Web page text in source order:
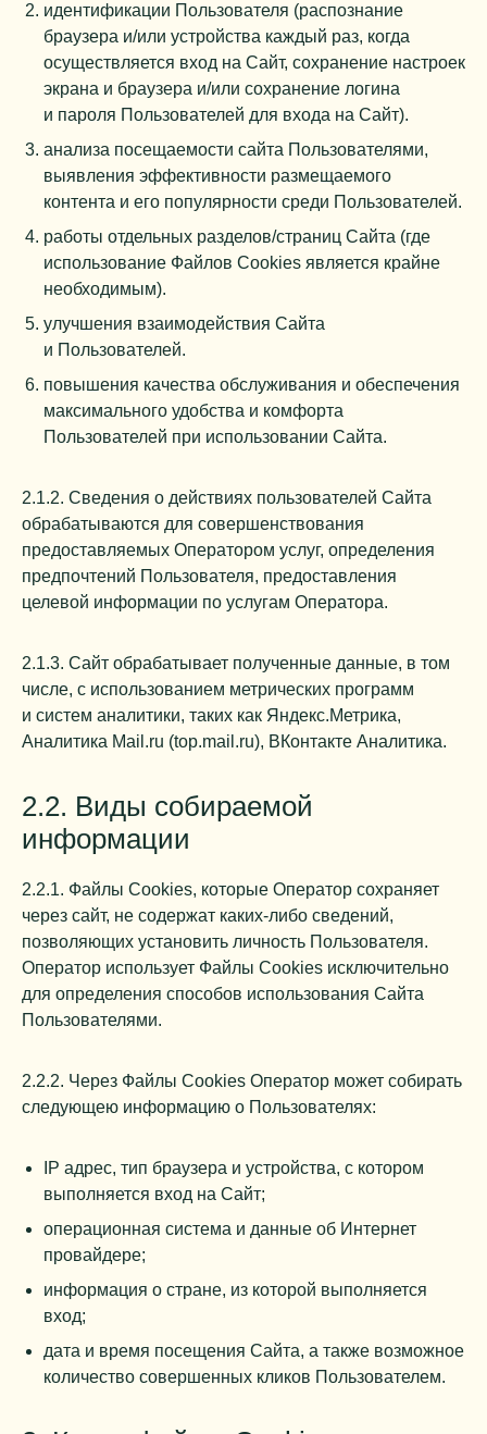
идентификации Пользователя (распознание
браузера и/или устройства каждый раз, когда
осуществляется вход на Сайт, сохранение настроек
экрана и браузера и/или сохранение логина
и пароля Пользователей для входа на Сайт).
анализа посещаемости сайта Пользователями,
выявления эффективности размещаемого
контента и его популярности среди Пользователей.
работы отдельных разделов/страниц Сайта (где
использование Файлов Cookies является крайне
необходимым).
улучшения взаимодействия Сайта
и Пользователей.
повышения качества обслуживания и обеспечения
максимального удобства и комфорта
Пользователей при использовании Сайта.
2.1.2. Сведения о действиях пользователей Сайта
обрабатываются для совершенствования
предоставляемых Оператором услуг, определения
предпочтений Пользователя, предоставления
целевой информации по услугам Оператора.
2.1.3. Сайт обрабатывает полученные данные, в том
числе, с использованием метрических программ
и систем аналитики, таких как Яндекс.Метрика,
Аналитика Mail.ru (top.mail.ru), ВКонтакте Аналитика.
2.2. Виды собираемой
информации
2.2.1. Файлы Cookies, которые Оператор сохраняет
через сайт, не содержат каких-либо сведений,
позволяющих установить личность Пользователя.
Оператор использует Файлы Cookies исключительно
для определения способов использования Сайта
Пользователями.
2.2.2. Через Файлы Cookies Оператор может собирать
следующею информацию о Пользователях:
IP адрес, тип браузера и устройства, с котором
выполняется вход на Сайт;
операционная система и данные об Интернет
провайдере;
информация о стране, из которой выполняется
вход;
дата и время посещения Сайта, а также возможное
количество совершенных кликов Пользователем.